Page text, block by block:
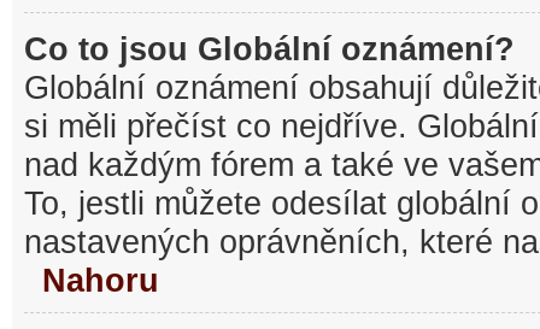
Co to jsou Globální oznámení?
Globální oznámení obsahují
si měli přečíst co nejdříve.
nad každým fórem a také ve
To, jestli můžete odesílat globální
nastavených oprávněních, které
Nahoru